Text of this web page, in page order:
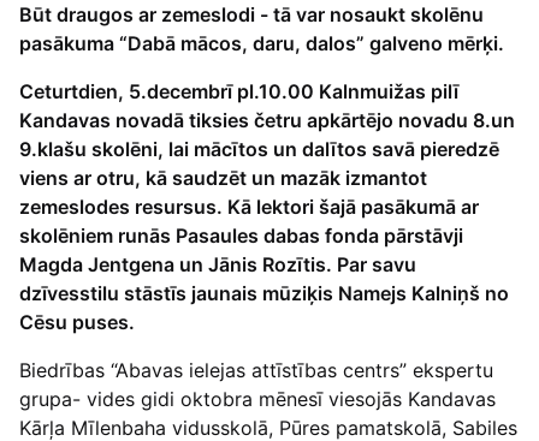
Būt draugos ar zemeslodi - tā var nosaukt skolēnu
pasākuma “Dabā mācos, daru, dalos” galveno mērķi.
Ceturtdien, 5.decembrī pl.10.00 Kalnmuižas pilī
Kandavas novadā tiksies četru apkārtējo novadu 8.un
9.klašu skolēni, lai mācītos un dalītos savā pieredzē
viens ar otru, kā saudzēt un mazāk izmantot
zemeslodes resursus. Kā lektori šajā pasākumā ar
skolēniem runās Pasaules dabas fonda pārstāvji
Magda Jentgena un Jānis Rozītis. Par savu
dzīvesstilu stāstīs jaunais mūziķis Namejs Kalniņš no
Cēsu puses.
Biedrības “Abavas ielejas attīstības centrs” ekspertu
grupa- vides gidi oktobra mēnesī viesojās Kandavas
Kārļa Mīlenbaha vidusskolā, Pūres pamatskolā, Sabiles